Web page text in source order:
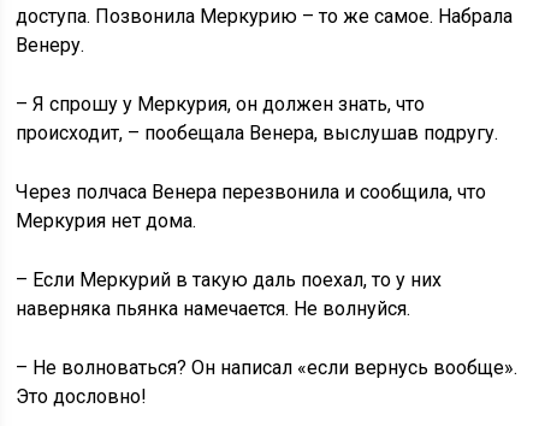
доступа. Позвонила Меркурию – то же самое. Набрала
Венеру.
– Я спрошу у Меркурия, он должен знать, что
происходит, – пообещала Венера, выслушав подругу.
Через полчаса Венера перезвонила и сообщила, что
Меркурия нет дома.
– Если Меркурий в такую даль поехал, то у них
наверняка пьянка намечается. Не волнуйся.
– Не волноваться? Он написал «если вернусь вообще».
Это дословно!